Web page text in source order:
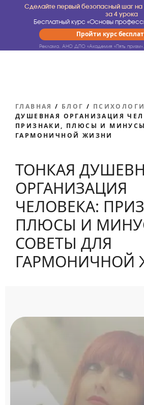
Сделайте первый безопасный шаг на
за 4 урока
Бесплатный курс «Основы
Пройти курс
Реклама. АНО ДПО «Академия «Пять призм».
ГЛАВНАЯ / БЛОГ /
ДУШЕВНАЯ ОРГАНИЗАЦИЯ
ПРИЗНАКИ, ПЛЮСЫ И
ГАРМОНИЧНОЙ ЖИЗНИ
ТОНКАЯ
ОРГАНИЗАЦИЯ
ЧЕЛОВЕКА:
ПЛЮСЫ И
СОВЕТЫ ДЛЯ
ГАРМОНИЧНОЙ